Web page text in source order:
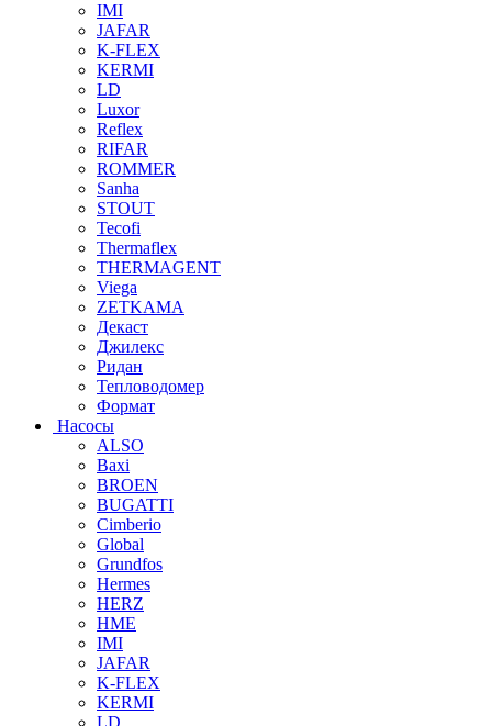
IMI
JAFAR
K-FLEX
KERMI
LD
Luxor
Reflex
RIFAR
ROMMER
Sanha
STOUT
Tecofi
Thermaflex
THERMAGENT
Viega
ZETKAMA
Декаст
Джилекс
Ридан
Тепловодомер
Формат
Насосы
ALSO
Baxi
BROEN
BUGATTI
Cimberio
Global
Grundfos
Hermes
HERZ
HME
IMI
JAFAR
K-FLEX
KERMI
LD